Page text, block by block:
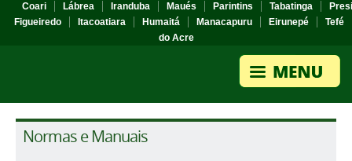
Coari
Lábrea Iranduba Maués Parintins Tabatinga
Figueiredo
Itacoatiara Humaitá Manacapuru Eirunepé
Tefé
do Acre
Normas e Manuais